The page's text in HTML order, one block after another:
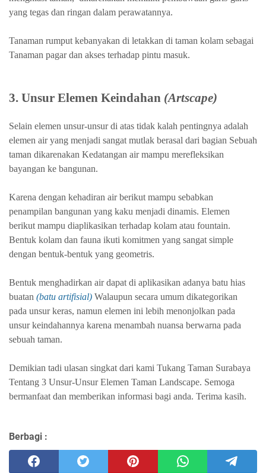
yang tegas dan ringan dalam perawatannya.
Tanaman rumput kebanyakan di letakkan di taman kolam sebagai
Tanaman pagar dan akses terhadap pintu masuk.
3. Unsur Elemen Keindahan (Artscape)
Selain elemen unsur-unsur di atas tidak kalah pentingnya adalah
elemen air yang menjadi sangat mutlak berasal dari bagian Sebuah
taman dikarenakan Kedatangan air mampu merefleksikan
bayangan ke bangunan.
Karena dengan kehadiran air berikut mampu sebabkan
penampilan bangunan yang kaku menjadi dinamis. Elemen
berikut mampu diaplikasikan terhadap kolam atau fountain.
Bentuk kolam dan fauna ikuti komitmen yang sangat simple
dengan bentuk-bentuk yang geometris.
Bentuk menghadirkan air dapat di aplikasikan adanya batu hias
buatan (batu artifisial) Walaupun secara umum dikategorikan
pada unsur keras, namun elemen ini lebih menonjolkan pada
unsur keindahannya karena menambah nuansa berwarna pada
sebuah taman.
Demikian tadi ulasan singkat dari kami Tukang Taman Surabaya
Tentang 3 Unsur-Unsur Elemen Taman Landscape. Semoga
bermanfaat dan memberikan informasi bagi anda. Terima kasih.
Berbagi :